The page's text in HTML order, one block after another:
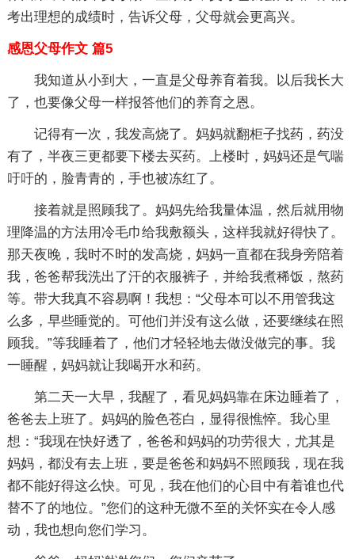
考出理想的成绩时，告诉父母，父母就会更高兴。
感恩父母作文 篇5
我知道从小到大，一直是父母养育着我。以后我长大
了，也要像父母一样报答他们的养育之恩。
记得有一次，我发高烧了。妈妈就翻柜子找药，药没
有了，半夜三更都要下楼去买药。上楼时，妈妈还是气喘
吁吁的，脸青青的，手也被冻红了。
接着就是照顾我了。妈妈先给我量体温，然后就用物
理降温的方法用冷毛巾给我敷额头，这样我就好得快了。
那天夜晚，我时不时的发高烧，妈妈一直都在我身旁陪着
我，爸爸帮我洗出了汗的衣服裤子，并给我煮稀饭，熬药
等。带大我真不容易啊！我想：“父母本可以不用管我这
么多，早些睡觉的。可他们并没有这么做，还要继续在照
顾我。”等我睡着了，他们才轻轻地去做没做完的事。我
一睡醒，妈妈就让我喝开水和药。
第二天一大早，我醒了，看见妈妈靠在床边睡着了，
爸爸去上班了。妈妈的脸色苍白，显得很憔悴。我心里
想：“我现在快好透了，爸爸和妈妈的功劳很大，尤其是
妈妈，都没有去上班，要是爸爸和妈妈不照顾我，现在我
都不能好得这么快。可见，我在他们的心目中有着谁也代
替不了的地位。”您们的这种无微不至的关怀实在令人感
动，我也想向您们学习。